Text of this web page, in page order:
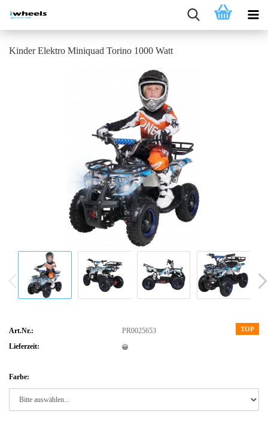
Kinder Elektro Miniquad Torino 1000 Watt
TOP
Art.Nr.:
PR0025653
Lieferzeit:
Farbe: